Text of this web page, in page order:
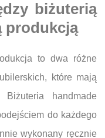
biżuterią
produkcją
to dwa różne
które mają
handmade
do każdego
wykonany ręcznie